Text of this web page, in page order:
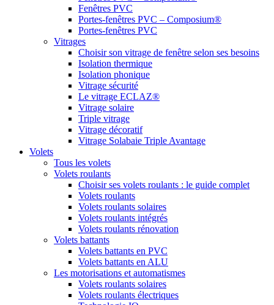
Fenêtres PVC
Portes-fenêtres PVC – Composium®
Portes-fenêtres PVC
Vitrages
Choisir son vitrage de fenêtre selon ses besoins
Isolation thermique
Isolation phonique
Vitrage sécurité
Le vitrage ECLAZ®
Vitrage solaire
Triple vitrage
Vitrage décoratif
Vitrage Solabaie Triple Avantage
Volets
Tous les volets
Volets roulants
Choisir ses volets roulants : le guide complet
Volets roulants
Volets roulants solaires
Volets roulants intégrés
Volets roulants rénovation
Volets battants
Volets battants en PVC
Volets battants en ALU
Les motorisations et automatismes
Volets roulants solaires
Volets roulants électriques